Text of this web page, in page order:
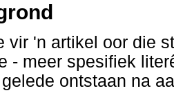
vir 'n artikel oor die
- meer spesifiek
ontstaan na